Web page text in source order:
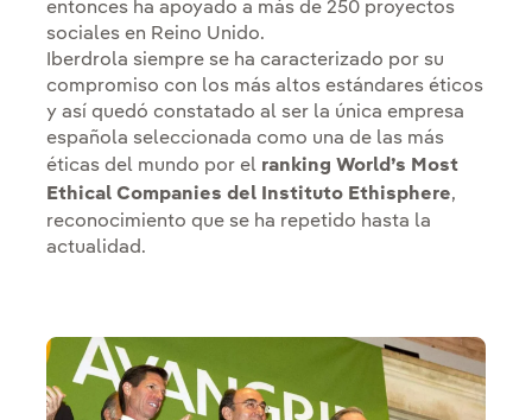
entonces ha apoyado a más de 250 proyectos
sociales en Reino Unido.
Iberdrola siempre se ha caracterizado por su
compromiso con los más altos estándares éticos
y así quedó constatado al ser la única empresa
española seleccionada como una de las más
éticas del mundo por el ranking World’s Most
Ethical Companies del Instituto Ethisphere,
reconocimiento que se ha repetido hasta la
actualidad.